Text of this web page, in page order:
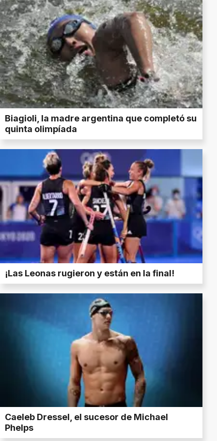
Biagioli, la madre argentina que completó su
quinta olimpíada
¡Las Leonas rugieron y están en la final!
Caeleb Dressel, el sucesor de Michael
Phelps